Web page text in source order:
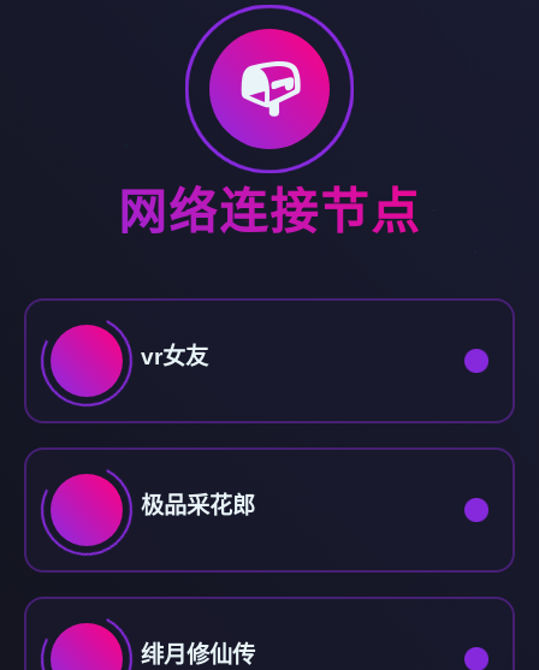
📭
网络连接节点
vr女友
极品采花郎
绯月修仙传